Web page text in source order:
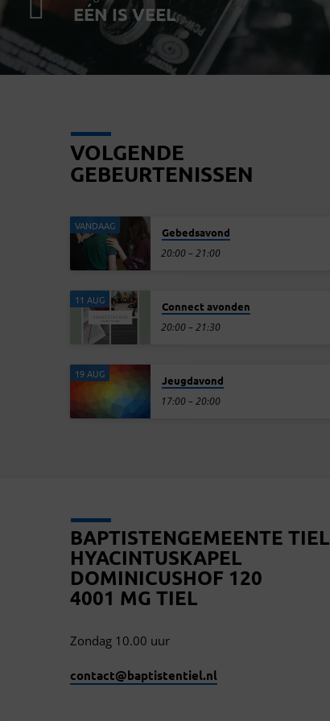
EÉN IS VEEL
VOLGENDE
GEBEURTENISSEN
VANDAAG
Gebedsavond
20:00 – 21:00
11 AUG
Connect avonden
20:00 – 21:30
19 AUG
Jeugdavond
17:00 – 20:00
BAPTISTENGEMEENTE TIEL
HYACINTUSKAPEL
DOMINICUSHOF 120
4001 MG TIEL
Zondag 10.00 uur
contact​@baptistentiel.nl